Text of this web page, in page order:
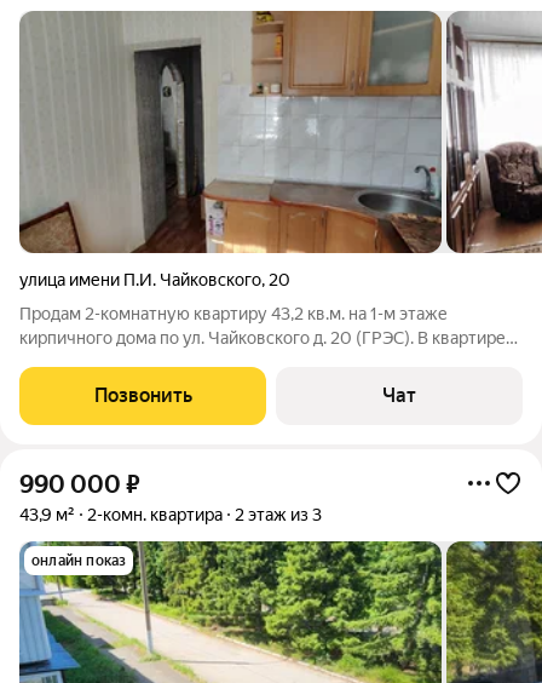
улица имени П.И. Чайковского, 20
Продам 2-комнатную квартиру 43,2 кв.м. на 1-м этаже
кирпичного дома по ул. Чайковского д. 20 (ГРЭС). В квартире
нет. Один взрослый собственник. Без долгов и обременений.
Рассмотрим любые
Позвонить Чат
990 000 ₽
43,9 м² 2-комн. квартира 2 этаж из 3
онлайн показ